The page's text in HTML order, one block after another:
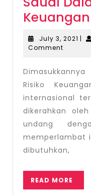
July 3, 2021 |
Comment
Risiko
internasional
dikerahkan
undang
memperlambat
dibutuhkan,
READ MORE